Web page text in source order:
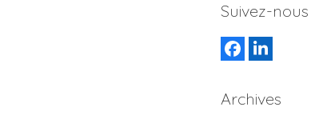
Suivez-nous
Facebook
LinkedIn
Archives